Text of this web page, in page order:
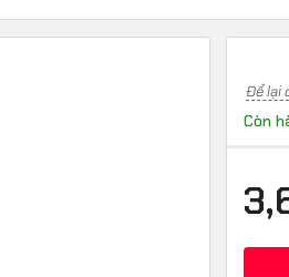
Để lại
Còn